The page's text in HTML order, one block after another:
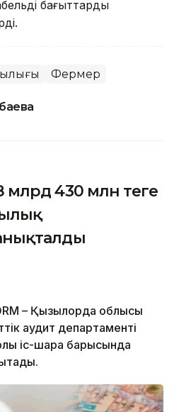
бағыттарды
Фермер
430 млн теңге
– Қызылорда облысы
аудит департаменті
іс-шара барысында